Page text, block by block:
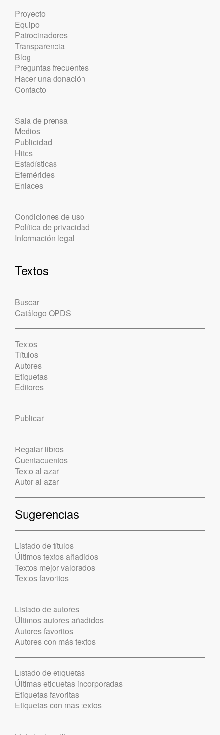
Proyecto
Equipo
Patrocinadores
Transparencia
Blog
Preguntas frecuentes
Hacer una donación
Contacto
Sala de prensa
Medios
Publicidad
Hitos
Estadísticas
Efemérides
Enlaces
Condiciones de uso
Política de privacidad
Información legal
Textos
Buscar
Catálogo OPDS
Textos
Títulos
Autores
Etiquetas
Editores
Publicar
Regalar libros
Cuentacuentos
Texto al azar
Autor al azar
Sugerencias
Listado de títulos
Últimos textos añadidos
Textos mejor valorados
Textos favoritos
Listado de autores
Últimos autores añadidos
Autores favoritos
Autores con más textos
Listado de etiquetas
Últimas etiquetas incorporadas
Etiquetas favoritas
Etiquetas con más textos